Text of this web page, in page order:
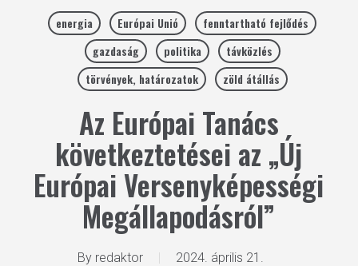
energia Európai Unió
fenntartható fejlődés
gazdaság
politika
távközlés
törvények, határozatok
zöld átállás
Az Európai Tanács
következtetései az „Új
Európai Versenyképességi
Megállapodásról”
By redaktor 2024. április 21.